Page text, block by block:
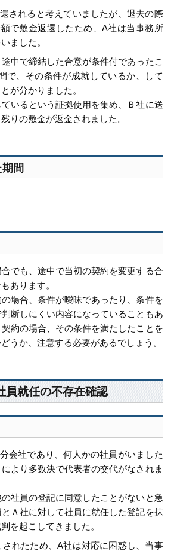
されると考えていましたが、退去の際
で敷金返還したため、A社は当事務所
ました。
中で締結した合意が条件付であったこ
で、その条件が成就しているか、して
が分かりました。
いるという証拠使用を集め、Ｂ社に送
りの敷金が返金されました。
間
でも、途中で当初の契約を変更する合
あります。
場合、条件が曖昧であったり、条件を
断しにくい内容になっていることもあ
約の場合、その条件を満たしたことを
うか、注意する必要があるでしょう。
員就任の不存在確認
会社であり、何人かの社員がいました
より多数決で代表者の交代がなされま
社員の登記に同意したことがないと急
Ａ社に対して社員に就任した登記を抹
を起こしてきました。
れたため、A社は対応に困惑し、当事